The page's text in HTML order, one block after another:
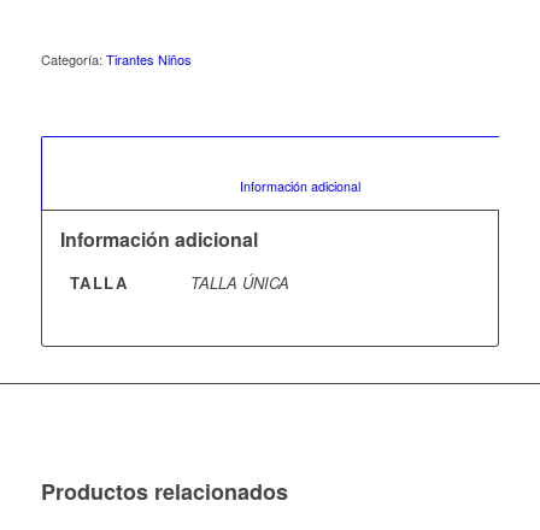
Categoría: Tirantes Niños
						Información adicional
Información adicional
TALLA TALLA ÚNICA
Productos relacionados